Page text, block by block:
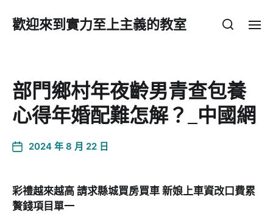
歡迎來到實力至上主義的教室
部門鄉村年夜齡男青查包養
心得年婚配難怎解？_中國網
2024 年 8 月 22 日
彩禮越來越高 請求縣城買房買車 新娘上車資改口費累
贅錢項目單一